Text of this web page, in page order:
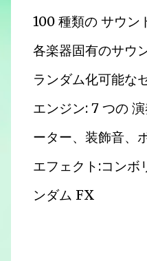
100 種類の サウン
各楽器固有のサウ
ランダム化可能な
エンジン: 7 つの
ーター、装飾音、
エフェクト:コン
ンダム FX